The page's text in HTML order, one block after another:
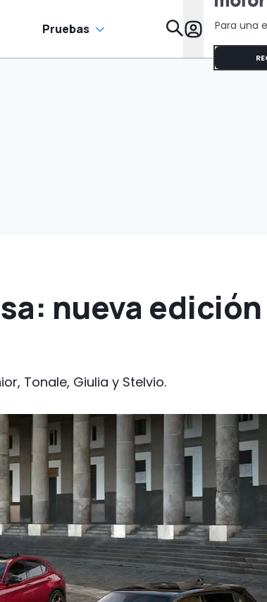
Pruebas Para una
nueva edición
Tonale, Giulia y Stelvio.
que algunos